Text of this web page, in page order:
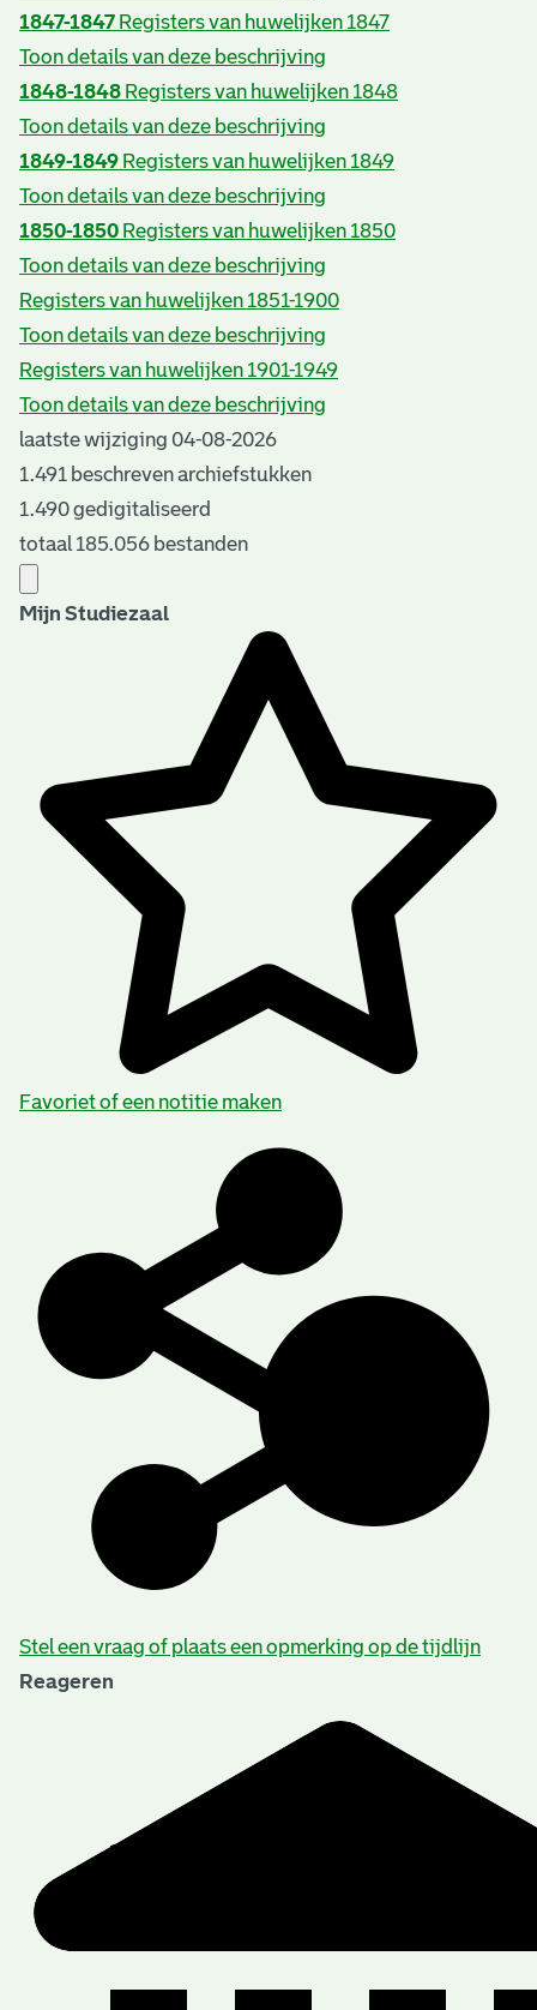
1847-1847 Registers van huwelijken 1847
Toon details van deze beschrijving
1848-1848 Registers van huwelijken 1848
Toon details van deze beschrijving
1849-1849 Registers van huwelijken 1849
Toon details van deze beschrijving
1850-1850 Registers van huwelijken 1850
Toon details van deze beschrijving
Registers van huwelijken 1851-1900
Toon details van deze beschrijving
Registers van huwelijken 1901-1949
Toon details van deze beschrijving
laatste wijziging 04-08-2026
1.491 beschreven archiefstukken
1.490 gedigitaliseerd
totaal 185.056 bestanden
Mijn Studiezaal
Favoriet of een notitie maken
Stel een vraag of plaats een opmerking op de tijdlijn
Reageren